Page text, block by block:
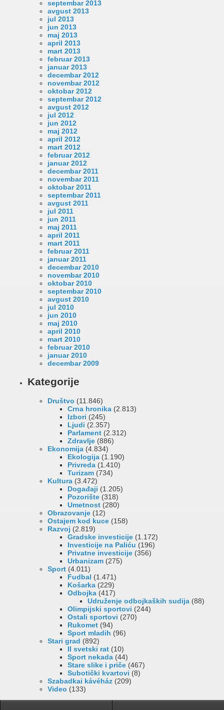
septembar 2013
avgust 2013
jul 2013
jun 2013
maj 2013
april 2013
mart 2013
februar 2013
januar 2013
decembar 2012
novembar 2012
oktobar 2012
septembar 2012
avgust 2012
jul 2012
jun 2012
maj 2012
april 2012
mart 2012
februar 2012
januar 2012
decembar 2011
novembar 2011
oktobar 2011
septembar 2011
avgust 2011
jul 2011
jun 2011
maj 2011
april 2011
mart 2011
februar 2011
januar 2011
decembar 2010
novembar 2010
oktobar 2010
septembar 2010
avgust 2010
jul 2010
jun 2010
maj 2010
april 2010
mart 2010
februar 2010
januar 2010
decembar 2009
Kategorije
Društvo (11.846)
Crna hronika (2.813)
Izbori (245)
Ljudi (2.357)
Parlament (2.312)
Zdravlje (886)
Ekonomija (4.834)
Ekologija (1.190)
Privreda (1.410)
Turizam (734)
Kultura (3.472)
Događaji (1.205)
Pozorište (318)
Umetnost (280)
Obrazovanje (12)
Ostajem kod kuce (158)
Razvoj (2.819)
Gradske investicije (1.172)
Investicije na Paliću (196)
Privatne investicije (356)
Urbanizam (275)
Sport (4.011)
Fudbal (1.471)
Košarka (229)
Odbojka (417)
Udruženje odbojkaških sudija (88)
Olimpijski sportovi (244)
Ostali sportovi (270)
Rukomet (94)
Sport mladih (96)
Stari grad (892)
II svetski rat (10)
Sport nekada (44)
Stare slike i priče (467)
Subotički kvartovi (8)
Szabadkai kávéház (209)
Video (133)